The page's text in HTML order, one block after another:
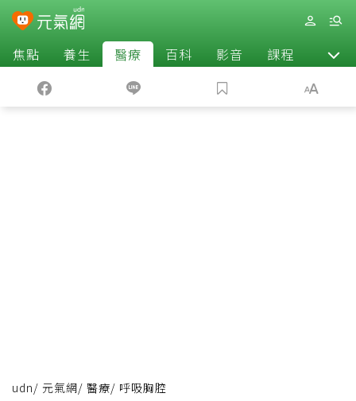
焦點 養生 醫療 百科 影音 課程 退休
udn/ 元氣網/ 醫療/ 呼吸胸腔